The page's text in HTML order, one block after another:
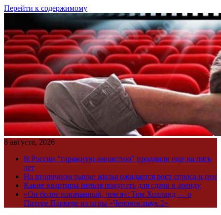
Перейти к содержимому
8 августа, 2026
В России “гаражную амнистию” продлили еще на пять
лет
На вторичном рынке жилья ожидается рост спроса и цен
Какие квартиры нельзя покупать для сдачи в аренду
«Он более накачанный, чем я»: Том Холланд — о
Питере Паркере из игры «Человек-паук 2»